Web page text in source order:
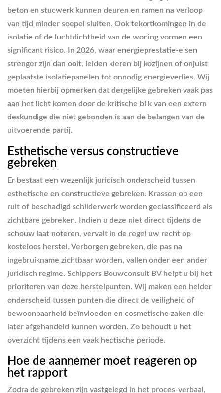
beton en stucwerk kunnen deuren en ramen na verloop
van tijd minder soepel sluiten. Ook tekortkomingen in de
isolatie of de luchtdichtheid van de woning vormen een
significant risico. In 2026, waar energieprestatie-eisen
strenger zijn dan ooit, leiden kieren bij kozijnen of onjuist
geplaatste isolatiepanelen tot onnodig energieverlies. Wij
moeten hierbij opmerken dat dergelijke gebreken vaak pas
aan het licht komen door de kritische blik van een extern
deskundige die niet gebonden is aan de belangen van de
uitvoerende partij.
Esthetische versus constructieve
gebreken
Er bestaat een wezenlijk juridisch onderscheid tussen
esthetische en constructieve gebreken. Krassen op een
ruit of beschadigd schilderwerk worden geclassificeerd als
zichtbare gebreken. Indien u deze niet direct tijdens de
schouw laat noteren, vervalt in de regel uw recht op
kosteloos herstel. Verborgen gebreken, die pas na
ingebruikname zichtbaar worden, vallen onder een ander
juridisch regime. Schippers Bouwconsult BV helpt u bij het
prioriteren van deze herstelpunten. Wij maken een helder
onderscheid tussen punten die direct de veiligheid of
bewoonbaarheid beïnvloeden en cosmetische zaken die
later afgehandeld kunnen worden. Zo behoudt u het
overzicht tijdens een vaak hectische periode.
Hoe de aannemer moet reageren op
het rapport
Zodra de gebreken zijn vastgelegd in het proces-verbaal,